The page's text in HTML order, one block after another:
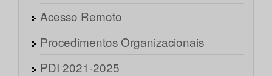
Acesso Remoto
Procedimentos Organizacionais
PDI 2021-2025